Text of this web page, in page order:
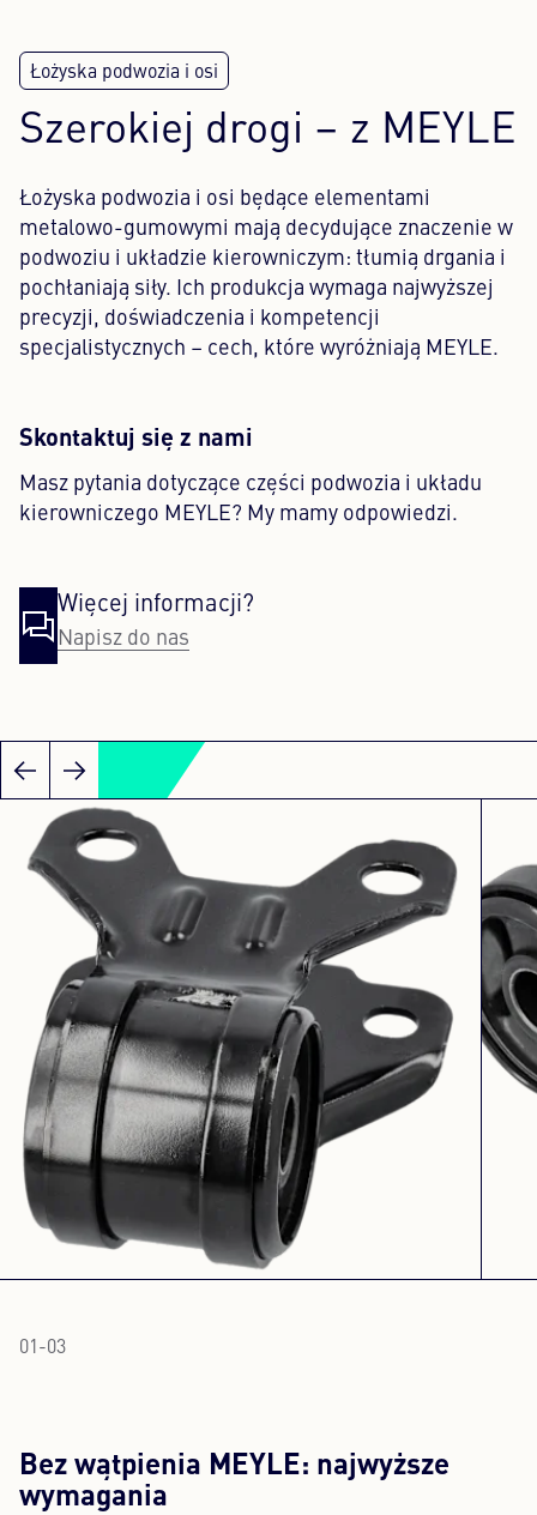
Szerokiej drogi – z MEYLE
Łożyska podwozia i osi będące elementami
metalowo-gumowymi mają decydujące znaczenie w
podwoziu i układzie kierowniczym: tłumią drgania i
pochłaniają siły. Ich produkcja wymaga najwyższej
precyzji, doświadczenia i kompetencji
specjalistycznych – cech, które wyróżniają MEYLE.
Skontaktuj się z nami
Masz pytania dotyczące części podwozia i układu
kierowniczego MEYLE? My mamy odpowiedzi.
Więcej informacji?
Napisz do nas
01 -03
Bez wątpienia MEYLE: najwyższe
wymagania